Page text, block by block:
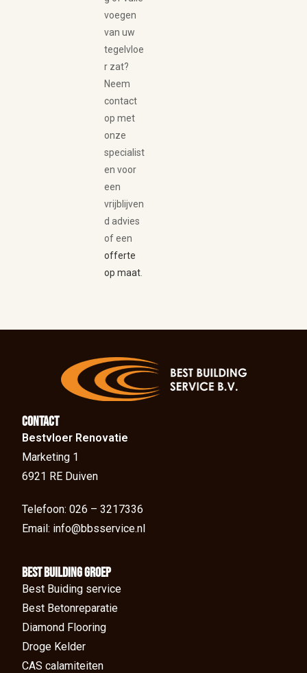
voegen
van uw
tegelvloe
r zat?
Neem
contact
op met
onze
specialist
en voor
een
vrijblijven
d advies
of een
offerte
op maat.
Contact
Bestvloer Renovatie
Marketing 1
6921 RE Duiven
Telefoon: 026 – 3217336
Email: info@bbsservice.nl
BEst Building groep
Best Buiding service
Best Betonreparatie
Diamond Flooring
Droge Kelder
CAS calamiteiten